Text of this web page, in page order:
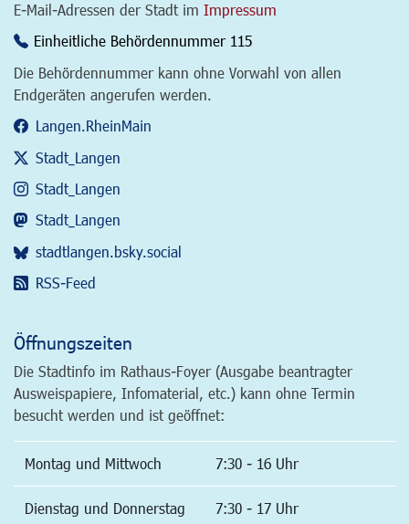
E-Mail-Adressen der Stadt im Impressum
Einheitliche Behördennummer 115
Die Behördennummer kann ohne Vorwahl von allen
Endgeräten angerufen werden.
Langen.RheinMain
Stadt_Langen
Stadt_Langen
Stadt_Langen
stadtlangen.bsky.social
RSS-Feed
Öffnungszeiten
Die Stadtinfo im Rathaus-Foyer (Ausgabe beantragter
Ausweispapiere, Infomaterial, etc.) kann ohne Termin
besucht werden und ist geöffnet:
Montag und Mittwoch 7:30 - 16 Uhr
Dienstag und Donnerstag 7:30 - 17 Uhr